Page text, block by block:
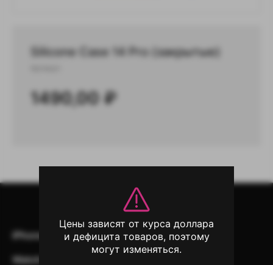
Silicone Case 14 Pro (закрытые)
1490,00 ₽
iPhone iPad Mac
AirPods
Watch
Аксессуары
Цены зависят от курса доллара
и дефицита товаров, поэтому
могут изменяться.